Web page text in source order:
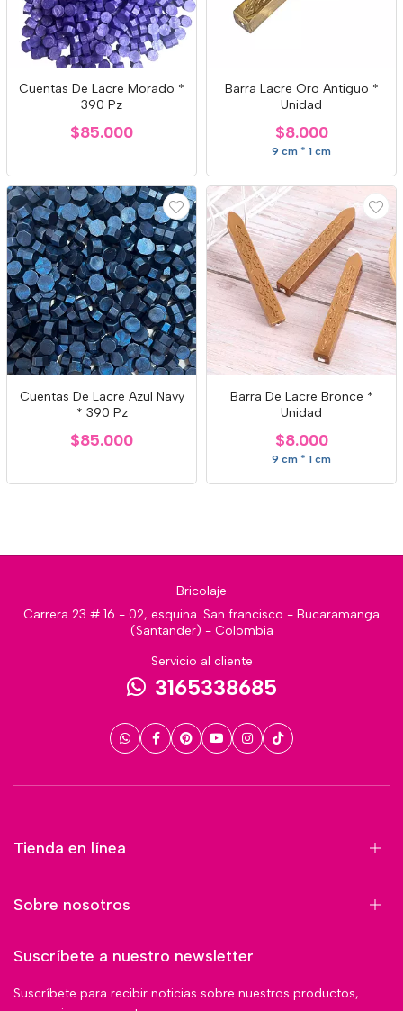
Cuentas De Lacre Morado *
390 Pz
$85.000
Barra Lacre Oro Antiguo *
Unidad
$8.000
9 cm * 1 cm
Cuentas De Lacre Azul Navy
* 390 Pz
$85.000
Barra De Lacre Bronce *
Unidad
$8.000
9 cm * 1 cm
Bricolaje
Carrera 23 # 16 - 02, esquina. San francisco - Bucaramanga
(Santander) - Colombia
Servicio al cliente
3165338685
Tienda en línea
Sobre nosotros
Suscríbete a nuestro newsletter
Suscríbete para recibir noticias sobre nuestros productos,